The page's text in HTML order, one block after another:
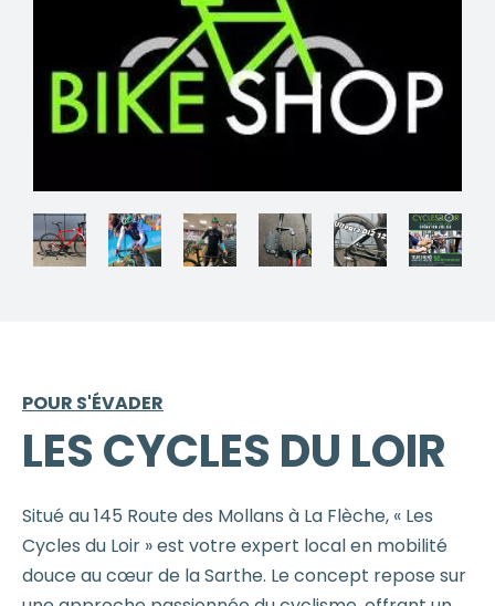
POUR S'ÉVADER
LES CYCLES DU LOIR
Situé au 145 Route des Mollans à La Flèche, « Les
Cycles du Loir » est votre expert local en mobilité
douce au cœur de la Sarthe. Le concept repose sur